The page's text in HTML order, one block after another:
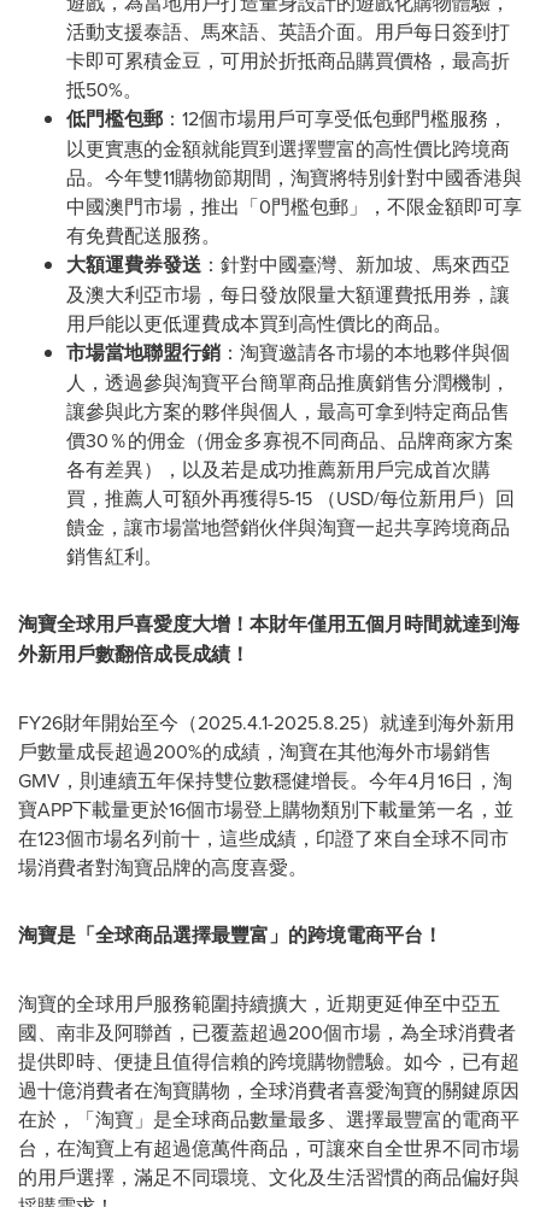
活動支援泰語、馬來語、英語介面。用戶每日簽到打
卡即可累積金豆，可用於折抵商品購買價格，最高折
抵50%。
低門檻包郵 ：12個市場用戶可享受低包郵門檻服務，
以更實惠的金額就能買到選擇豐富的高性價比跨境商
品。今年雙11購物節期間，淘寶將特別針對中國香港與
中國澳門市場，推出「0門檻包郵」，不限金額即可享
有免費配送服務。
大額運費券發送 ：針對中國臺灣、新加坡、馬來西亞
及澳大利亞市場，每日發放限量大額運費抵用券，讓
用戶能以更低運費成本買到高性價比的商品。
市場當地聯盟行銷 ：淘寶邀請各市場的本地夥伴與個
人，透過參與淘寶平台簡單商品推廣銷售分潤機制，
讓參與此方案的夥伴與個人，最高可拿到特定商品售
價30％的佣金（佣金多寡視不同商品、品牌商家方案
各有差異），以及若是成功推薦新用戶完成首次購
買，推薦人可額外再獲得5-15 （USD/每位新用戶）回
饋金，讓市場當地營銷伙伴與淘寶一起共享跨境商品
銷售紅利。
淘寶全球用戶喜愛度大增！本財年僅用五個月時間就達到海
外新用戶數翻倍成長成績！
FY26財年開始至今（2025.4.1-2025.8.25）就達到海外新用
戶數量成長超過200%的成績，淘寶在其他海外市場銷售
GMV，則連續五年保持雙位數穩健增長。今年4月16日，淘
寶APP下載量更於16個市場登上購物類別下載量第一名，並
在123個市場名列前十，這些成績，印證了來自全球不同市
場消費者對淘寶品牌的高度喜愛。
淘寶是「全球商品選擇最豐富」的跨境電商平台！
淘寶的全球用戶服務範圍持續擴大，近期更延伸至中亞五
國、南非及阿聯酋，已覆蓋超過200個市場，為全球消費者
提供即時、便捷且值得信賴的跨境購物體驗。如今，已有超
過十億消費者在淘寶購物，全球消費者喜愛淘寶的關鍵原因
在於，「淘寶」是全球商品數量最多、選擇最豐富的電商平
台，在淘寶上有超過億萬件商品，可讓來自全世界不同市場
的用戶選擇，滿足不同環境、文化及生活習慣的商品偏好與